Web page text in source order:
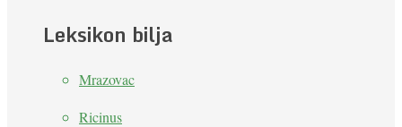
Leksikon bilja
Mrazovac
Ricinus